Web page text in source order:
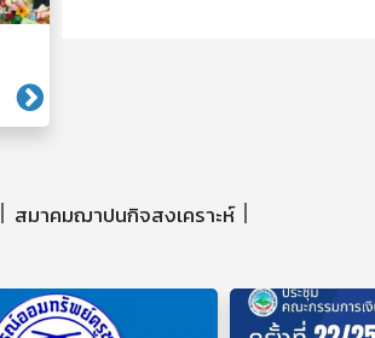
สมาคมฌาปนกิจสงเคราะห์